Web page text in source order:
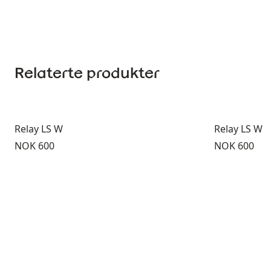
Relaterte produkter
Relay LS W
Pris:
NOK 600
Relay LS W
Pris:
NOK 600